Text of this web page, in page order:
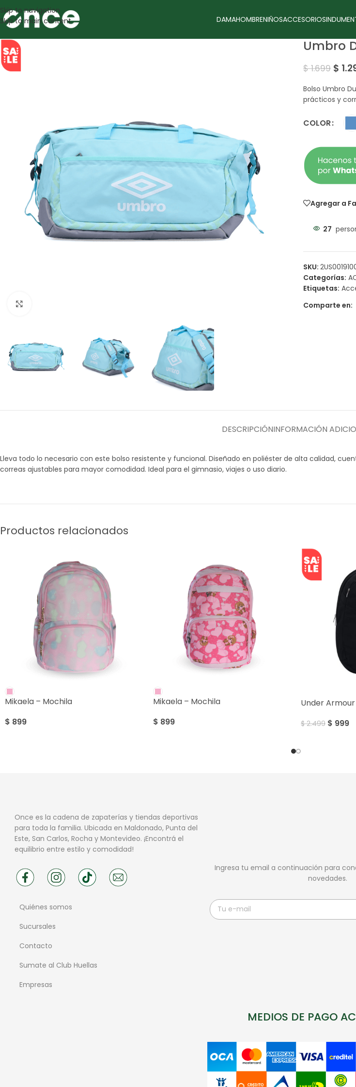
Skip to navigation
Skip to main content
DAMAHOMBRENIÑOSACCESORIOS
SALE Umbro
$1.699 $
Bolso Umbro
prácticos y
COLOR
Agregar a
27
SKU:
Categorías:
Etiquetas:
Comparte en:
DESCRIPCIÓNINFORMACIÓN
Lleva todo lo necesario con este bolso resistente y funcional. Diseñado en poliéster de alta calidad,
correas ajustables para mayor comodidad. Ideal para el gimnasio, viajes o uso diario.
Productos relacionados
Mikaela – Mochila
$ 899
Mikaela – Mochila
$ 899
Under
$2.499 $ 999
Once es la cadena de zapaterías y tiendas deportivas
para toda la familia. Ubicada en Maldonado, Punta del
Este, San Carlos, Rocha y Montevideo. ¡Encontrá el
equilibrio entre estilo y comodidad!
Quiénes somos
Sucursales
Contacto
Sumate al Club Huellas
Empresas
Ingresa tu email a continuación para
novedades.
MEDIOS DE PAGO